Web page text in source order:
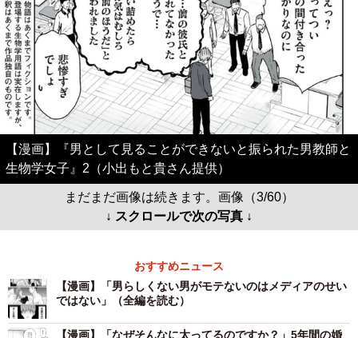
【漫画】『男として見ることができないと振られた男教師と
生物学女子』2（小出もと貴さん提供）
まだまだ画像は続きます。画像（3/60）
↓ スクロールで次の写真 ↓
おすすめニュース
【漫画】「男らしくない男がモテないのはメディアのせい
ではない」（全編を読む）
【漫画】「なぜそんなに太ってるのですか？」5年間の婚